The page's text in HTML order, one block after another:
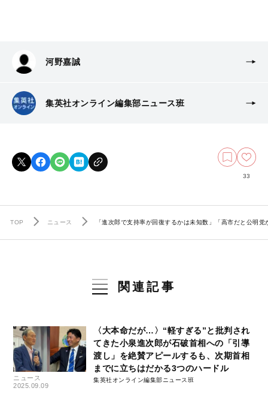
河野嘉誠
集英社オンライン編集部ニュース班
33
TOP ニュース 「進次郎で支持率が回復するかは未知数」「高市だと公明
関連記事
ニュース
2025.09.09
〈大本命だが…〉“軽すぎる”と批判され
てきた小泉進次郎が石破首相への「引導
渡し」を絶賛アピールするも、次期首相
までに立ちはだかる3つのハードル
集英社オンライン編集部ニュース班